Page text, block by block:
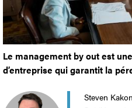
Le management by out est
d’entreprise qui garantit la
Steven Kakon